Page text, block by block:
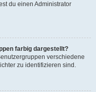
du einen Administrator
farbig dargestellt?
verschiedene
zu identifizieren sind.